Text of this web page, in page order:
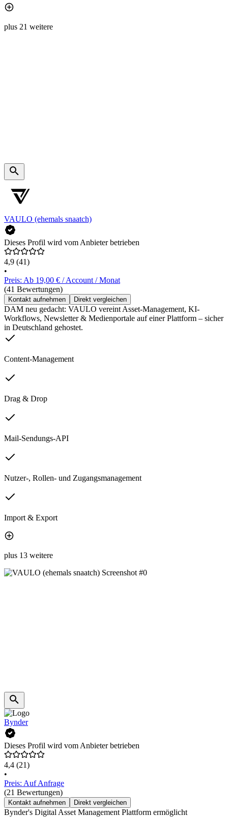
plus 21 weitere
VAULO (ehemals snaatch)
Dieses Profil wird vom Anbieter betrieben
4,9 (41)
•
Preis: Ab 19,00 € / Account / Monat
(41 Bewertungen)
Kontakt aufnehmen Direkt vergleichen
DAM neu gedacht: VAULO vereint Asset-Management, KI-
Workflows, Newsletter & Medienportale auf einer Plattform – sicher
in Deutschland gehostet.
Content-Management
Drag & Drop
Mail-Sendungs-API
Nutzer-, Rollen- und Zugangsmanagement
Import & Export
plus 13 weitere
Bynder
Dieses Profil wird vom Anbieter betrieben
4,4 (21)
•
Preis: Auf Anfrage
(21 Bewertungen)
Kontakt aufnehmen Direkt vergleichen
Bynder's Digital Asset Management Plattform ermöglicht